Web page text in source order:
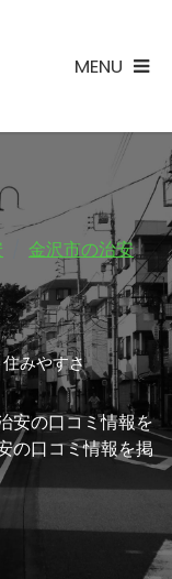
MENU
金沢市の治安
みやすさ
安の口コミ情報を
の口コミ情報を掲